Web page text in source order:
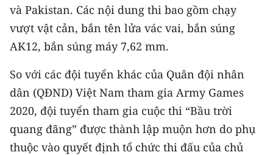
RADIO
E-Magazine
Video
Media Chính trị
và Pakistan. Các nội dung thi bao gồm chạy
vượt vật cản, bắn tên lửa vác vai, bắn súng
AK12, bắn súng máy 7,62 mm.
So với các đội tuyển khác của Quân đội nhân
dân (QĐND) Việt Nam tham gia Army Games
2020, đội tuyển tham gia cuộc thi “Bầu trời
quang đãng” được thành lập muộn hơn do phụ
thuộc vào quyết định tổ chức thi đấu của chủ